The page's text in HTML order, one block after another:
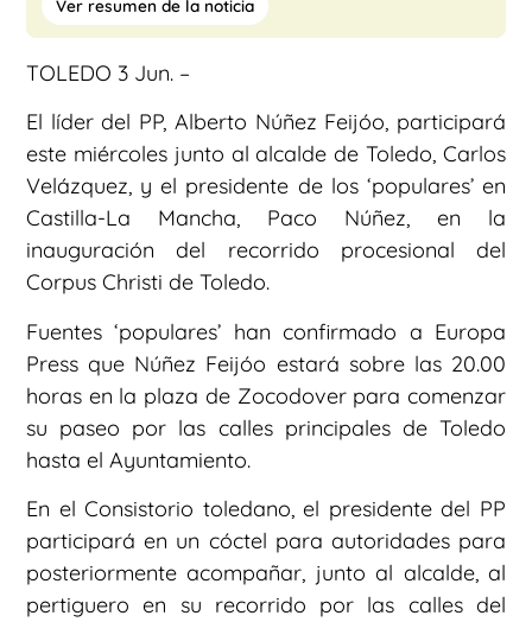
Ver resumen de la noticia
TOLEDO 3 Jun. –
El líder del PP, Alberto Núñez Feijóo, participará
este miércoles junto al alcalde de Toledo, Carlos
Velázquez, y el presidente de los ‘populares’ en
Castilla-La Mancha, Paco Núñez, en la
inauguración del recorrido procesional del
Corpus Christi de Toledo.
Fuentes ‘populares’ han confirmado a Europa
Press que Núñez Feijóo estará sobre las 20.00
horas en la plaza de Zocodover para comenzar
su paseo por las calles principales de Toledo
hasta el Ayuntamiento.
En el Consistorio toledano, el presidente del PP
participará en un cóctel para autoridades para
posteriormente acompañar, junto al alcalde, al
pertiguero en su recorrido por las calles del